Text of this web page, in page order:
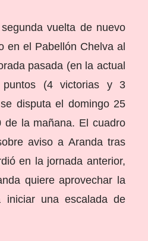
vuelta de nuevo
en el Pabellón Chelva al
pasada (en la actual
(4 victorias y 3
disputa el domingo 25
de la mañana. El cuadro
aviso a Aranda tras
en la jornada anterior,
quiere aprovechar la
iniciar una escalada de